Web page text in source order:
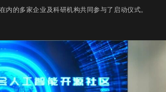
在内的多家企业及科研机构共同参与了启动仪式。